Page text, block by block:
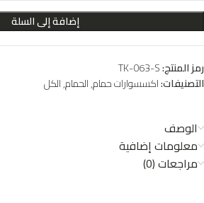
إضافة إلى السلة
رمز المنتج:TK-063-S
التصنيفات:اكسسوارات حمام,الحمام,الكل
الوصف
معلومات إضافية
مراجعات (0)